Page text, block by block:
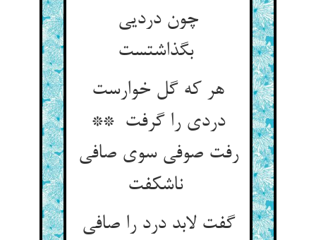
چون دردیی
بگذاشتست
هر که گل خوارست
دردی را گرفت **
رفت صوفی سوی صافی
ناشکفت
گفت لابد درد را صافی